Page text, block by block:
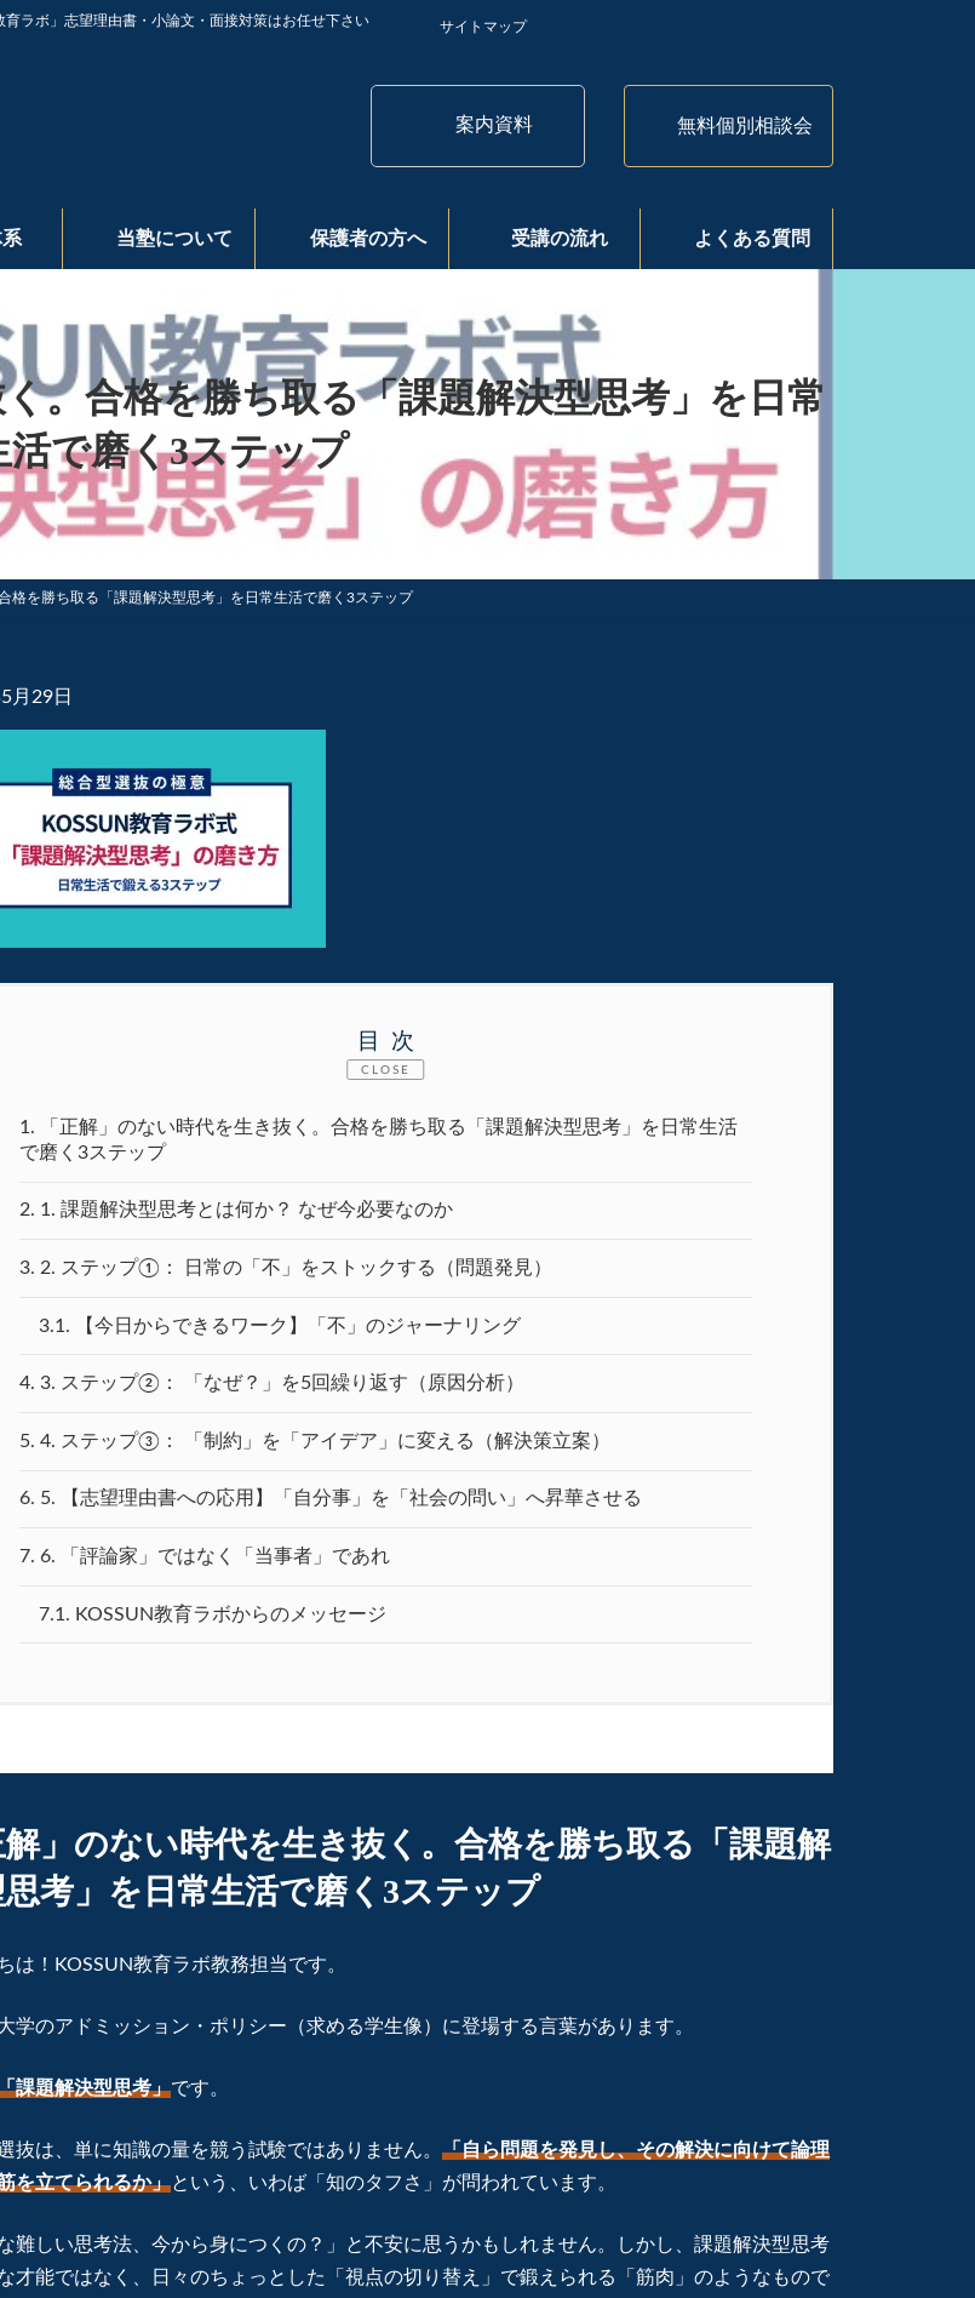
ラボ」志望理由書・小論文・面接対策はお任せ下さい サイトマップ
案内資料 無料個別相談会
当塾について 保護者の方へ 受講の流れ よくある質問
。合格を勝ち取る「課題解決型思考」を日常
活で磨く3ステップ
格を勝ち取る「課題解決型思考」を日常生活で磨く3ステップ
月29日
目次
CLOSE
1.
「正解」のない時代を生き抜く。合格を勝ち取る「課題解決型思考」を日常生活
で磨く3ステップ
2. 1. 課題解決型思考とは何か？ なぜ今必要なのか
3. 2. ステップ①： 日常の「不」をストックする（問題発見）
3.1. 【今日からできるワーク】「不」のジャーナリング
4. 3. ステップ②： 「なぜ？」を5回繰り返す（原因分析）
5. 4. ステップ③： 「制約」を「アイデア」に変える（解決策立案）
6. 5. 【志望理由書への応用】「自分事」を「社会の問い」へ昇華させる
7. 6. 「評論家」ではなく「当事者」であれ
7.1. KOSSUN教育ラボからのメッセージ
解」のない時代を生き抜く。合格を勝ち取る「課題解
考」を日常生活で磨く3ステップ
は！KOSSUN教育ラボ教務担当です。
学のアドミッション・ポリシー（求める学生像）に登場する言葉があります。
課題解決型思考」です。
抜は、単に知識の量を競う試験ではありません。 「自ら問題を発見し、その解決に向けて論理
を立てられるか」という、いわば「知のタフさ」が問われています。
な難しい思考法、今から身につくの？」と不安に思うかもしれません。しかし、課題解決型思考
才能ではなく、日々のちょっとした「視点の切り替え」で鍛えられる「筋肉」のようなもので